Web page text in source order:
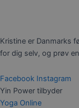
Kristine er Danmarks
for dig selv, og prøv
Facebook Instagram
Yin Power tilbyder
Yoga Online